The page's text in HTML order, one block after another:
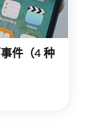
件（4 种